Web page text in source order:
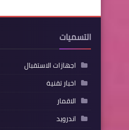
التسميات
اجهازات الاستقبال
اخبار تقنية
الاقمار
اندرويد